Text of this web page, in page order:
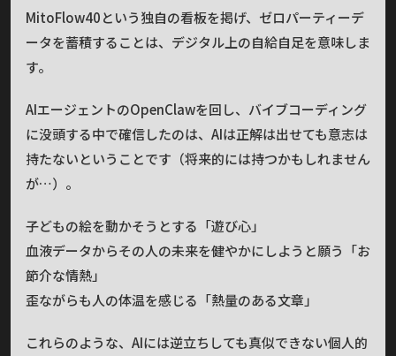
MitoFlow40という独自の看板を掲げ、ゼロパーティーデ
ータを蓄積することは、デジタル上の自給自足を意味しま
す。
AIエージェントのOpenClawを回し、バイブコーディング
に没頭する中で確信したのは、AIは正解は出せても意志は
持たないということです（将来的には持つかもしれません
が…）。
子どもの絵を動かそうとする「遊び心」
血液データからその人の未来を健やかにしようと願う「お
節介な情熱」
歪ながらも人の体温を感じる「熱量のある文章」
これらのような、AIには逆立ちしても真似できない個人的